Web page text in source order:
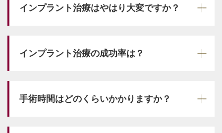
インプラント治療はやはり大変ですか？
インプラント治療の成功率は？
手術時間はどのくらいかかりますか？